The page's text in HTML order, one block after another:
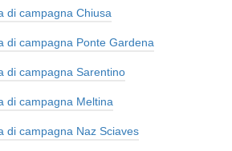
di campagna Chiusa
di campagna Ponte Gardena
di campagna Sarentino
di campagna Meltina
di campagna Naz Sciaves